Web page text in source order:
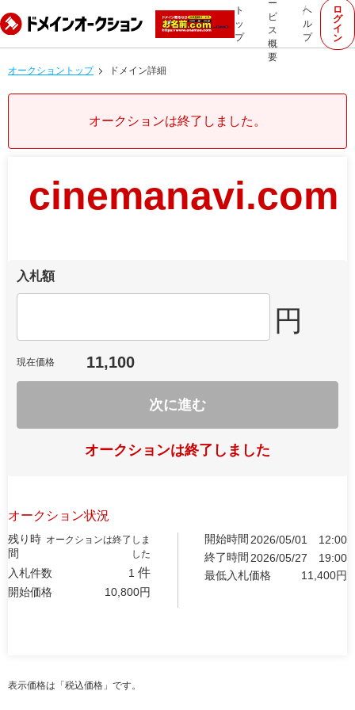
ト
ッ
プ
ー
ビ
ス
概
要
ヘ
ル
プ
ロ
グ
イ
ン
オークショントップ ドメイン詳細
オークションは終了しました。
cinemanavi.com
入札額
円
現在価格 11,100
次に進む
オークションは終了しました
オークション状況
残り時
間
オークションは終了しま
した
入札件数 1 件
開始価格 10,800円
開始時間 2026/05/01
12:00
終了時間 2026/05/27
19:00
最低入札価格
11,400円
表示価格は「税込価格」です。